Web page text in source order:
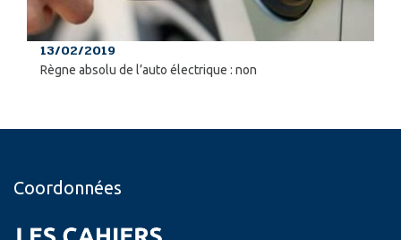
13/02/2019
Règne absolu de l’auto électrique : non
Coordonnées